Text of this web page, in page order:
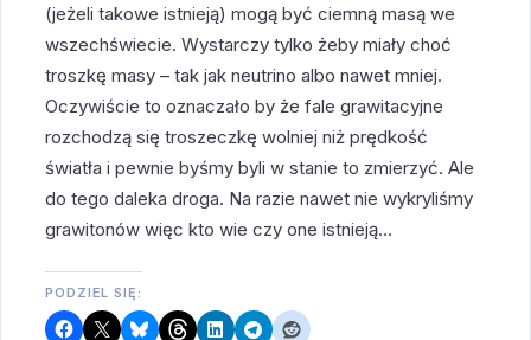
(jeżeli takowe istnieją) mogą być ciemną masą we
wszechświecie. Wystarczy tylko żeby miały choć
troszkę masy – tak jak neutrino albo nawet mniej.
Oczywiście to oznaczało by że fale grawitacyjne
rozchodzą się troszeczkę wolniej niż prędkość
światła i pewnie byśmy byli w stanie to zmierzyć. Ale
do tego daleka droga. Na razie nawet nie wykryliśmy
grawitonów więc kto wie czy one istnieją…
PODZIEL SIĘ: